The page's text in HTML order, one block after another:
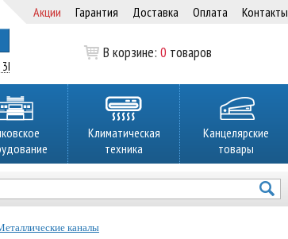
Акции Гарантия Доставка Оплата Контакты
В корзине:0 товаров
Климатическая
техника
Канцелярские
товары
каналы